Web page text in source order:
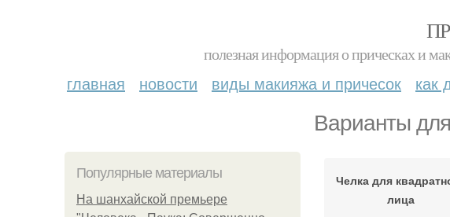
полезная информация о прическах и
главная новости виды макияжа и причесок как
Варианты
Популярные материалы
На шанхайской премьере
Челка для
лица